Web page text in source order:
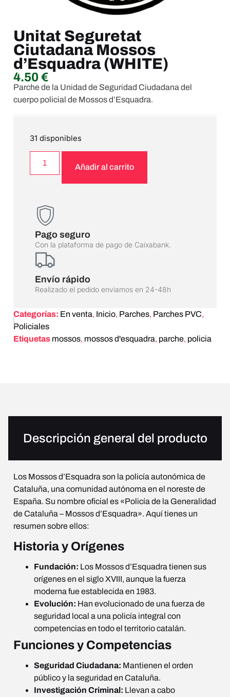
Unitat Seguretat
Ciutadana Mossos
d’Esquadra (WHITE)
4.50€
Parche de la Unidad de Seguridad Ciudadana del
cuerpo policial de Mossos d’Esquadra.
31 disponibles
Añadir al carrito
Pago seguro
Con la plataforma de pago de Caixabank.
Envío rápido
Realizado el pedido enviamos en 24-48h
Categorías: En venta, Inicio, Parches, Parches PVC,
Policiales
Etiquetas mossos, mossos d'esquadra, parche, policia
Descripción general del producto
Los Mossos d’Esquadra son la policía autonómica de
Cataluña, una comunidad autónoma en el noreste de
España. Su nombre oficial es «Policía de la Generalidad
de Cataluña – Mossos d’Esquadra». Aquí tienes un
resumen sobre ellos:
Historia y Orígenes
Fundación: Los Mossos d’Esquadra tienen sus
orígenes en el siglo XVIII, aunque la fuerza
moderna fue establecida en 1983.
Evolución: Han evolucionado de una fuerza de
seguridad local a una policía integral con
competencias en todo el territorio catalán.
Funciones y Competencias
Seguridad Ciudadana: Mantienen el orden
público y la seguridad en Cataluña.
Investigación Criminal: Llevan a cabo